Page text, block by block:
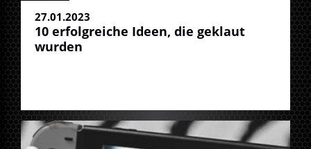
27.01.2023
10 erfolgreiche Ideen, die geklaut
wurden